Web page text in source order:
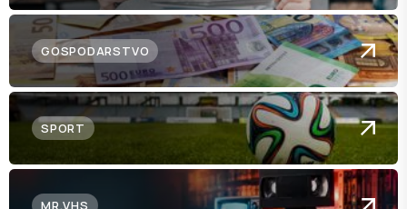
GOSPODARSTVO
SPORT
MR.VHS